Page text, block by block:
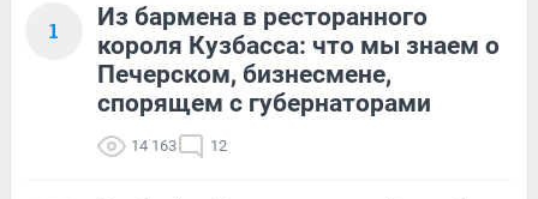
1
Из бармена в ресторанного
короля Кузбасса: что мы знаем о
Печерском, бизнесмене,
спорящем с губернаторами
14 163 12